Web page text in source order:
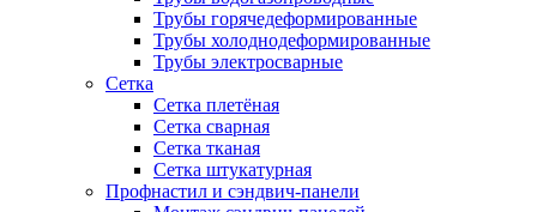
Трубы горячедеформированные
Трубы холоднодеформированные
Трубы электросварные
Сетка
Сетка плетёная
Сетка сварная
Сетка тканая
Сетка штукатурная
Профнастил и сэндвич-панели